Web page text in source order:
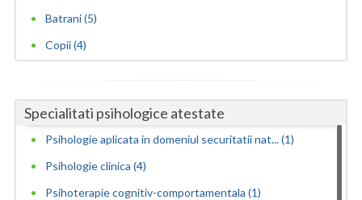
Batrani (5)
Copii (4)
Specialitati psihologice atestate
Psihologie aplicata in domeniul securitatii nat... (1)
Psihologie clinica (4)
Psihoterapie cognitiv-comportamentala (1)